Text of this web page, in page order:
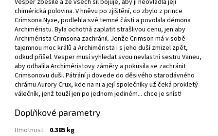
Vesper zběsile a ze všech sil bojuje, aby ji neovládla její
chimérická polovina. V hněvu po zjištění, co zbylo z prince
Crimsona Nyxe, podlehla své temné části a povolala démona
Archiméristu. Byla ochotná zaplatit strašlivou cenu, jen aby
Archimérista Crimsona zachránil. Jenže Crimson má v sobě
tajemnou moc králů a Archimérista i s jeho duší zmizel zpět,
odkud přišel. Vesper musí vyhledat svou nevlastní sestru Vaneu,
aby odhalila Archiméristovy záměry a pokusila se zachránit
Crimsonovu duši. Pátrání ji dovede do děsivého starodávného
chrámu Aurory Crux, kde na ni a její společníky už čeká prokletý
válečník, jenž touží jen po jednom jediném... chce je sníst!
Doplňkové parametry
Hmotnost: 0.385 kg